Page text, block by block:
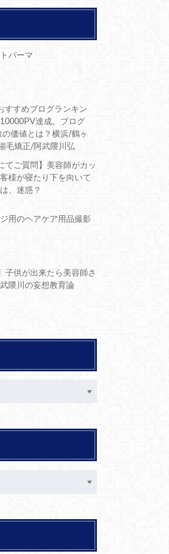
パーマ
すすめブログランキン
達成。ブログ
価値とは？横浜/鶴ヶ
毛矯正/阿武隈川弘
てご質問】美容師がカッ
様が寝たり下を向いて
、迷惑？
用のヘアケア用品撮影
子供が出来たら美容師さ
隈川の妄想教育論